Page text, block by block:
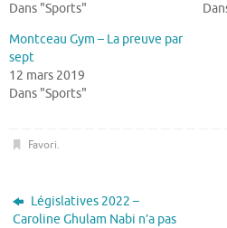
Dans "Sports"
Montceau Gym – La preuve par
sept
12 mars 2019
Dans "Sports"
Favori.
Législatives 2022 –
Caroline Ghulam Nabi n’a pas